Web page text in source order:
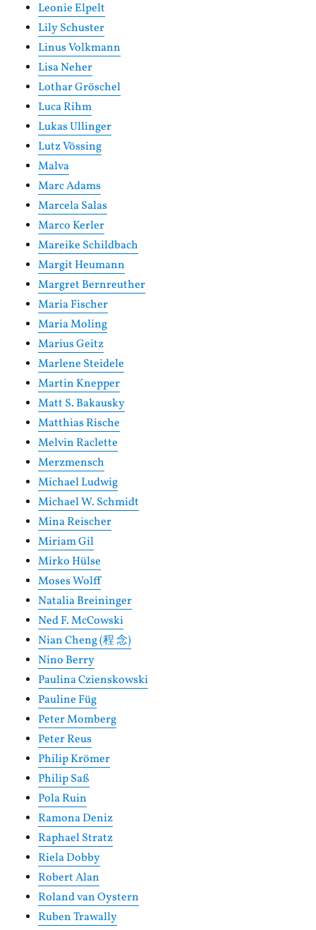
Leonie Elpelt
Lily Schuster
Linus Volkmann
Lisa Neher
Lothar Gröschel
Luca Rihm
Lukas Ullinger
Lutz Vössing
Malva
Marc Adams
Marcela Salas
Marco Kerler
Mareike Schildbach
Margit Heumann
Margret Bernreuther
Maria Fischer
Maria Moling
Marius Geitz
Marlene Steidele
Martin Knepper
Matt S. Bakausky
Matthias Rische
Melvin Raclette
Merzmensch
Michael Ludwig
Michael W. Schmidt
Mina Reischer
Miriam Gil
Mirko Hülse
Moses Wolff
Natalia Breininger
Ned F. McCowski
Nian Cheng (程 念)
Nino Berry
Paulina Czienskowski
Pauline Füg
Peter Momberg
Peter Reus
Philip Krömer
Philip Saß
Pola Ruin
Ramona Deniz
Raphael Stratz
Riela Dobby
Robert Alan
Roland van Oystern
Ruben Trawally